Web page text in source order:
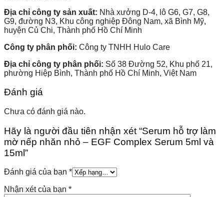
Địa chỉ công ty sản xuất: Nhà xưởng D-4, lô G6, G7, G8,
G9, đường N3, Khu công nghiệp Đông Nam, xã Bình Mỹ,
huyện Củ Chi, Thành phố Hồ Chí Minh
Công ty phân phối: Công ty TNHH Hulo Care
Địa chỉ công ty phân phối: Số 38 Đường 52, Khu phố 21,
phường Hiệp Bình, Thành phố Hồ Chí Minh, Việt Nam
Đánh giá
Chưa có đánh giá nào.
Hãy là người đầu tiên nhận xét “Serum hỗ trợ làm
mờ nếp nhăn nhỏ – EGF Complex Serum 5ml và
15ml”
Đánh giá của bạn *
Nhận xét của bạn *